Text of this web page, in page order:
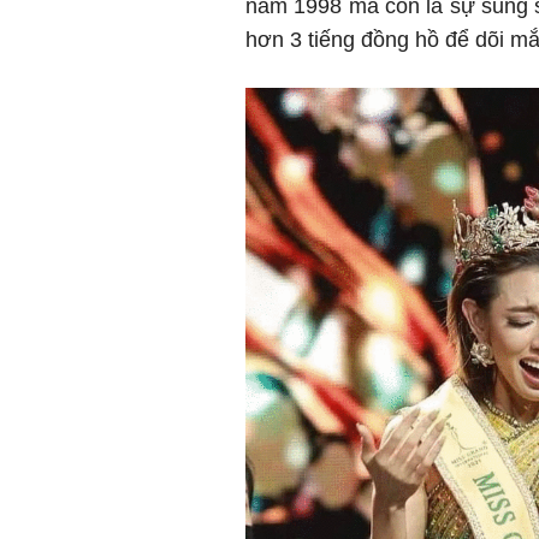
năm 1998 mà còn là sự
hơn 3 tiếng đồng hồ để dõi